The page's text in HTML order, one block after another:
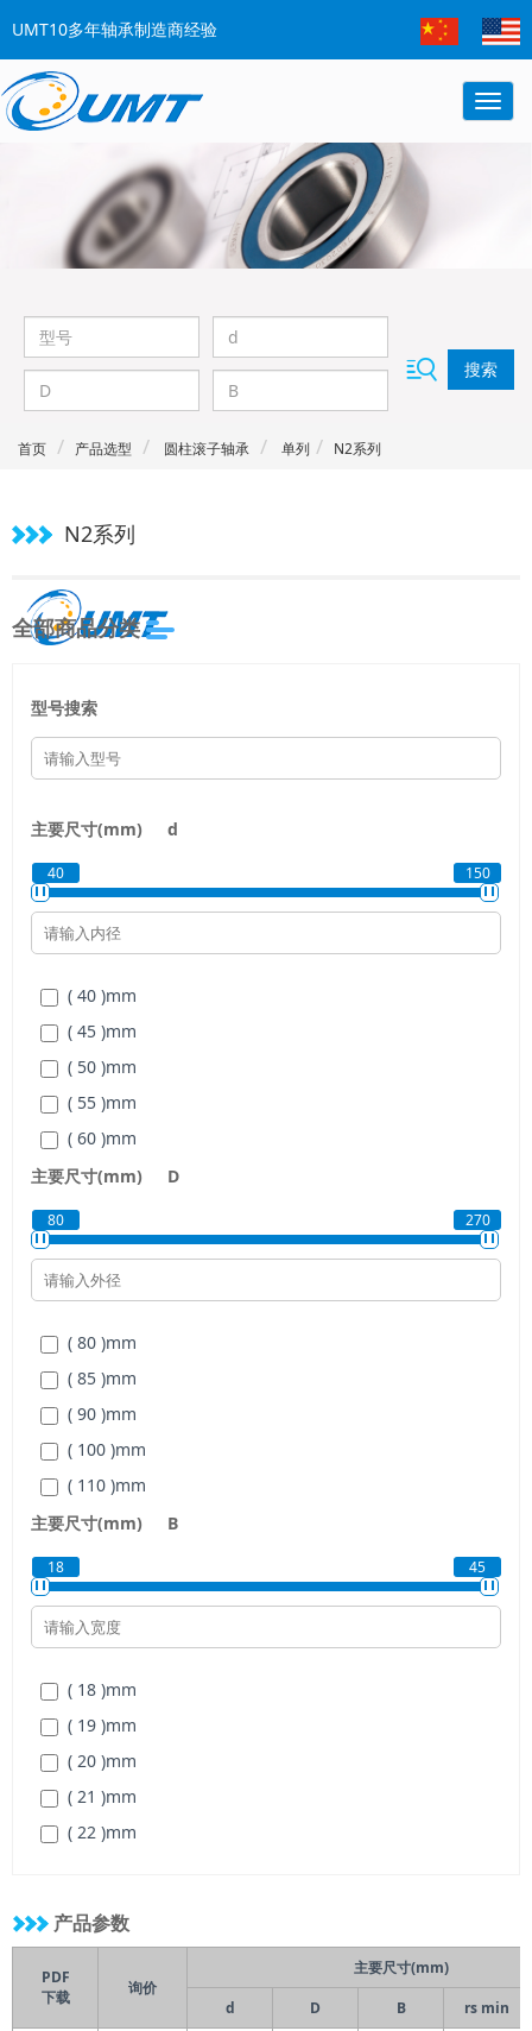
UMT10多年轴承制造商经验
搜索
首页 产品选型 圆柱滚子轴承 单列 N2系列
N2系列
全部商品分类
型号搜索
主要尺寸(mm) d
40 150
( 40 )mm
( 45 )mm
( 50 )mm
( 55 )mm
( 60 )mm
( 65 )mm
( 70 )
( 75 )mm
( 80 )mm
( 90 )mm
( 95 )mm
( 100 )mm
( 105 )mm
( 110 )mm
( 120 )mm
( 130 )
( 140 )mm
( 150 )mm
主要尺寸(mm) D
80 270
( 80 )mm
( 85 )mm
( 90 )mm
( 100 )mm
( 110 )mm
( 120 )mm
( 125 )
( 130 )mm
( 140 )mm
( 160 )mm
( 170 )mm
( 180 )mm
( 190 )mm
( 200 )mm
( 230 )mm
( 250 )mm
( 270 )
mm
主要尺寸(mm) B
18 45
( 18 )mm
( 19 )mm
( 20 )mm
( 21 )mm
( 22 )mm
( 25 ) mm
( 26 )
( 28 )
产品参数
PDF
下载
询价
主要尺寸(mm)
d
D B rs min